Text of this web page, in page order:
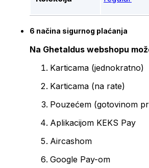
6 načina sigurnog plaćanja
Na Ghetaldus webshopu
Karticama (jednokratno)
Karticama (na rate)
Pouzećem (gotovinom
Aplikacijom KEKS Pay
Aircashom
Google Pay-om